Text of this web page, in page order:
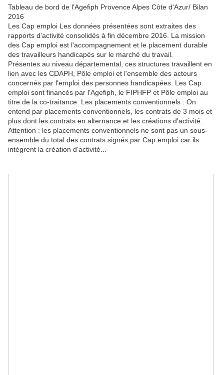
Tableau de bord de l'Agefiph Provence Alpes Côte d'Azur/ Bilan
2016
Les Cap emploi Les données présentées sont extraites des
rapports d'activité consolidés à fin décembre 2016. La mission
des Cap emploi est l'accompagnement et le placement durable
des travailleurs handicapés sur le marché du travail.
Présentes au niveau départemental, ces structures travaillent en
lien avec les CDAPH, Pôle emploi et l'ensemble des acteurs
concernés par l'emploi des personnes handicapées. Les Cap
emploi sont financés par l'Agefiph, le FIPHFP et Pôle emploi au
titre de la co-traitance. Les placements conventionnels : On
entend par placements conventionnels, les contrats de 3 mois et
plus dont les contrats en alternance et les créations d'activité.
Attention : les placements conventionnels ne sont pas un sous-
ensemble du total des contrats signés par Cap emploi car ils
intègrent la création d'activité...